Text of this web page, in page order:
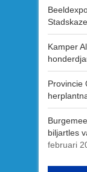
Kamper
Provincie
biljartles
februari